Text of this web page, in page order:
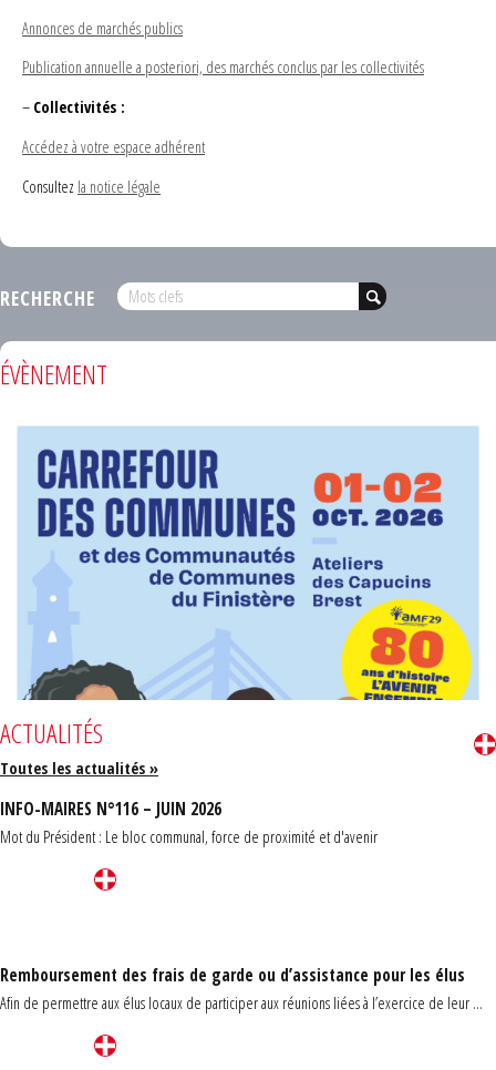
Annonces de marchés publics
Publication annuelle a posteriori, des marchés conclus par les collectivités
– Collectivités :
Accédez à votre espace adhérent
Consultez la notice légale
RECHERCHE
ÉVÈNEMENT
ACTUALITÉS
Toutes les actualités »
INFO-MAIRES N°116 – JUIN 2026
Mot du Président : Le bloc communal, force de proximité et d'avenir
Remboursement des frais de garde ou d’assistance pour les élus
Afin de permettre aux élus locaux de participer aux réunions liées à l’exercice de leur ...